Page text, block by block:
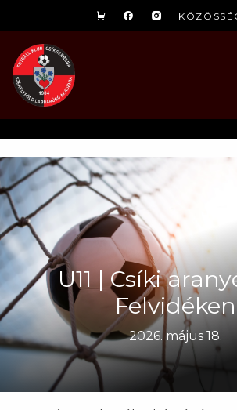
U11 | Csíki
Felvidéken
2026. május 18.